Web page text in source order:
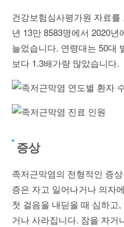
건강보험심사평가원 자료
년 13만 8583명에서 2020
늘었습니다. 연령대는 50대
보다 1.3배가량 많았습니다.
증상
족저근막염의 전형적인 증
증은 자고 일어나거나 의자
첫 걸음을 내딛을 때 심하고
거나 사라집니다. 잠을 자거